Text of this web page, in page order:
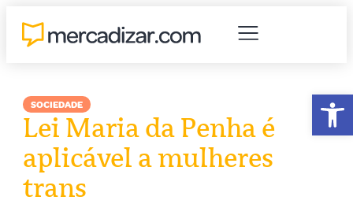
SOCIEDADE
Lei Maria da Penha é
aplicável a mulheres
trans